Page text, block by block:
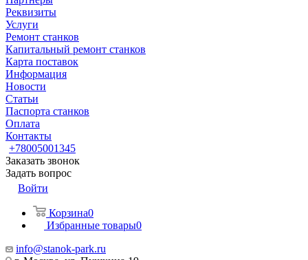
Реквизиты
Услуги
Ремонт станков
Капитальный ремонт станков
Карта поставок
Информация
Новости
Статьи
Паспорта станков
Оплата
Контакты
+78005001345
Заказать звонок
Задать вопрос
Войти
Корзина0
Избранные товары0
info@stanok-park.ru